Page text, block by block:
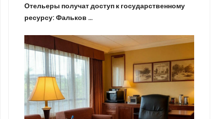
Отельеры получат доступ к государственному
ресурсу: Фальков …